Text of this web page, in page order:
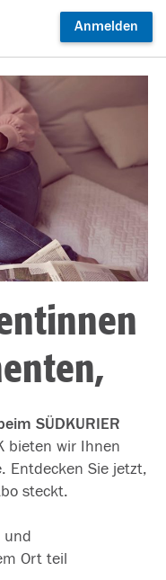
Anmelden
SÜDKURIER
bieten wir Ihnen
Entdecken Sie jetzt,
steckt.
und
Ort teil